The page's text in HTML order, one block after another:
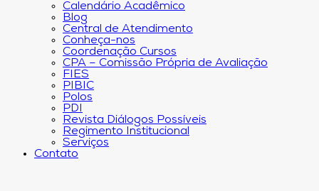
Calendário Acadêmico
Blog
Central de Atendimento
Conheça-nos
Coordenação Cursos
CPA – Comissão Própria de Avaliação
FIES
PIBIC
Polos
PDI
Revista Diálogos Possíveis
Regimento Institucional
Serviços
Contato